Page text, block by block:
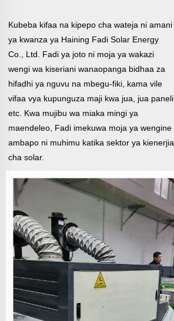
Kubeba kifaa na kipepo cha wateja ni amani
ya kwanza ya Haining Fadi Solar Energy
Co., Ltd. Fadi ya joto ni moja ya wakazi
wengi wa kiseriani wanaopanga bidhaa za
hifadhi ya nguvu na mbegu-fiki, kama vile
vifaa vya kupunguza maji kwa jua, jua paneli
etc. Kwa mujibu wa miaka mingi ya
maendeleo, Fadi imekuwa moja ya wengine
ambapo ni muhimu katika sektor ya kienerjia
cha solar.